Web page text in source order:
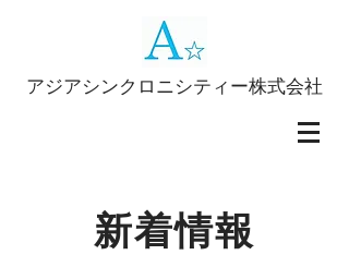
アジアシンクロニシティー株式会社
新着情報